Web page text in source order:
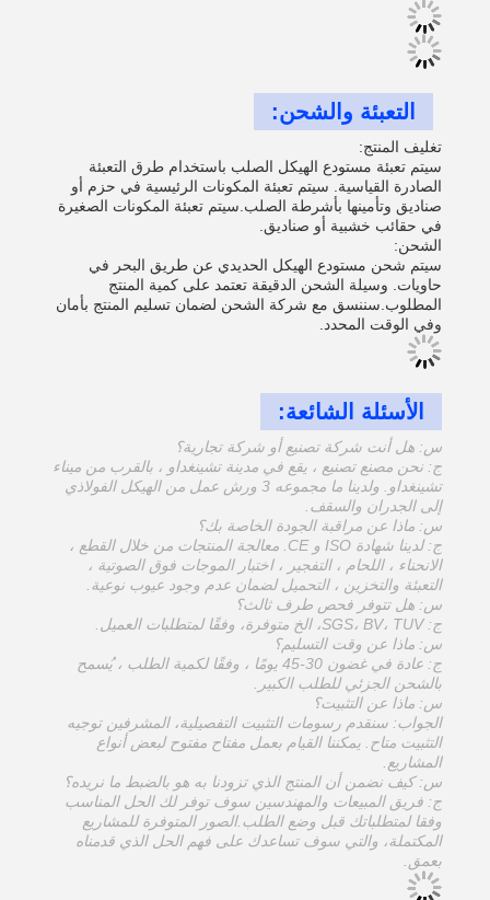
التعبئة والشحن:
تغليف المنتج:
سيتم تعبئة مستودع الهيكل الصلب باستخدام طرق التعبئة
الصادرة القياسية. سيتم تعبئة المكونات الرئيسية في حزم أو
صناديق وتأمينها بأشرطة الصلب.سيتم تعبئة المكونات الصغيرة
في حقائب خشبية أو صناديق.
الشحن:
سيتم شحن مستودع الهيكل الحديدي عن طريق البحر في
حاويات. وسيلة الشحن الدقيقة تعتمد على كمية المنتج
المطلوب.سننسق مع شركة الشحن لضمان تسليم المنتج بأمان
وفي الوقت المحدد.
الأسئلة الشائعة:
س: هل أنت شركة تصنيع أو شركة تجارية؟
ج: نحن مصنع تصنيع ، يقع في مدينة تشينغداو ، بالقرب من ميناء
تشينغداو. ولدينا ما مجموعه 3 ورش عمل من الهيكل الفولاذي
إلى الجدران والسقف.
س: ماذا عن مراقبة الجودة الخاصة بك؟
ج: لدينا شهادة ISO و CE. معالجة المنتجات من خلال القطع ،
الانحناء ، اللحام ، التفجير ، اختبار الموجات فوق الصوتية ،
التعبئة والتخزين ، التحميل لضمان عدم وجود عيوب نوعية.
س: هل تتوفر فحص طرف ثالث؟
ج: SGS، BV، TUV، الخ متوفرة، وفقًا لمتطلبات العميل.
س: ماذا عن وقت التسليم؟
ج: عادة في غضون 30-45 يومًا ، وفقًا لكمية الطلب ، يُسمح
بالشحن الجزئي للطلب الكبير.
س: ماذا عن التثبيت؟
الجواب: سنقدم رسومات التثبيت التفصيلية، المشرفين توجيه
التثبيت متاح. يمكننا القيام بعمل مفتاح مفتوح لبعض أنواع
المشاريع.
س: كيف نضمن أن المنتج الذي تزودنا به هو بالضبط ما نريده؟
ج: فريق المبيعات والمهندسين سوف توفر لك الحل المناسب
وفقا لمتطلباتك قبل وضع الطلب.الصور المتوفرة للمشاريع
المكتملة، والتي سوف تساعدك على فهم الحل الذي قدمناه
بعمق.